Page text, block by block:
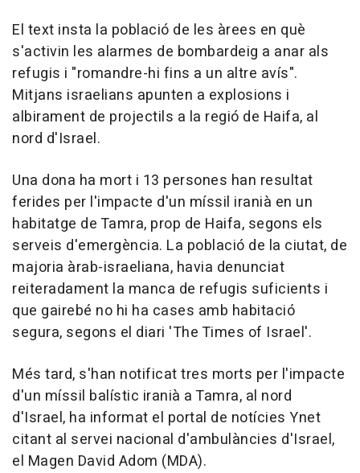
El text insta la població de les àrees en què
s'activin les alarmes de bombardeig a anar als
refugis i "romandre-hi fins a un altre avís".
Mitjans israelians apunten a explosions i
albirament de projectils a la regió de Haifa, al
nord d'Israel.
Una dona ha mort i 13 persones han resultat
ferides per l'impacte d'un míssil iranià en un
habitatge de Tamra, prop de Haifa, segons els
serveis d'emergència. La població de la ciutat, de
majoria àrab-israeliana, havia denunciat
reiteradament la manca de refugis suficients i
que gairebé no hi ha cases amb habitació
segura, segons el diari 'The Times of Israel'.
Més tard, s'han notificat tres morts per l'impacte
d'un míssil balístic iranià a Tamra, al nord
d'Israel, ha informat el portal de notícies Ynet
citant al servei nacional d'ambulàncies d'Israel,
el Magen David Adom (MDA).